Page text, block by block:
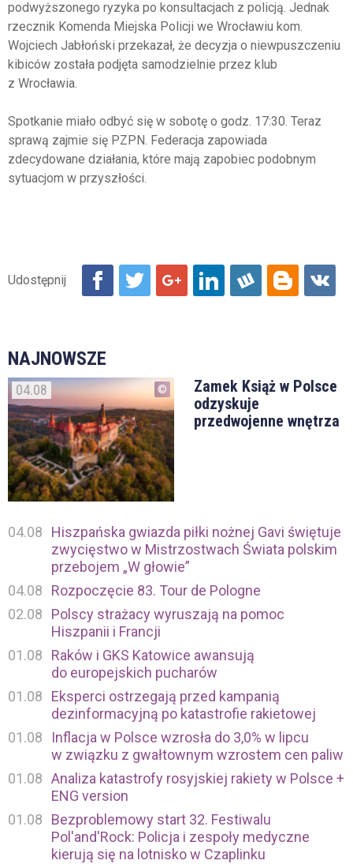
podwyższonego ryzyka po konsultacjach z policją. Jednak
rzecznik Komenda Miejska Policji we Wrocławiu kom.
Wojciech Jabłoński przekazał, że decyzja o niewpuszczeniu
kibiców została podjęta samodzielnie przez klub
z Wrocławia.
Spotkanie miało odbyć się w sobotę o godz. 17:30. Teraz
sprawą zajmie się PZPN. Federacja zapowiada
zdecydowane działania, które mają zapobiec podobnym
sytuacjom w przyszłości.
NAJNOWSZE
04.08
Zamek Książ w Polsce
odzyskuje
przedwojenne wnętrza
04.08
Hiszpańska gwiazda piłki nożnej Gavi świętuje
zwycięstwo w Mistrzostwach Świata polskim
przebojem „W głowie”
04.08
Rozpoczęcie 83. Tour de Pologne
02.08
Polscy strażacy wyruszają na pomoc
Hiszpanii i Francji
01.08
Raków i GKS Katowice awansują
do europejskich pucharów
01.08
Eksperci ostrzegają przed kampanią
dezinformacyjną po katastrofie rakietowej
01.08
Inflacja w Polsce wzrosła do 3,0% w lipcu
w związku z gwałtownym wzrostem cen paliw
01.08 Analiza katastrofy rosyjskiej rakiety w Polsce +
ENG version
01.08
Bezproblemowy start 32. Festiwalu
Pol'and'Rock: Policja i zespoły medyczne
kierują się na lotnisko w Czaplinku